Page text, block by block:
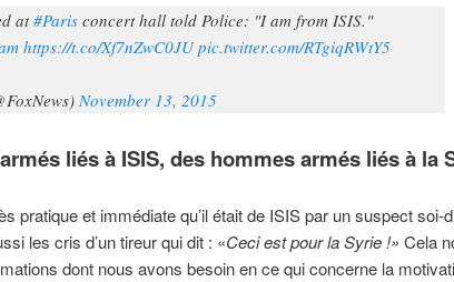
at#Parisconcert hall told Police: "I am from ISIS."
https://t.co/Xf7nZwC0JU pic.twitter.com/RTgiqRWtY5
November 13, 2015
liés à ISIS, des hommes armés liés à la
pratique et immédiate qu’il était de ISIS par un suspect soi-
les cris d’un tireur qui dit : «Ceci est pour la Syrie !» Cela
dont nous avons besoin en ce qui concerne la